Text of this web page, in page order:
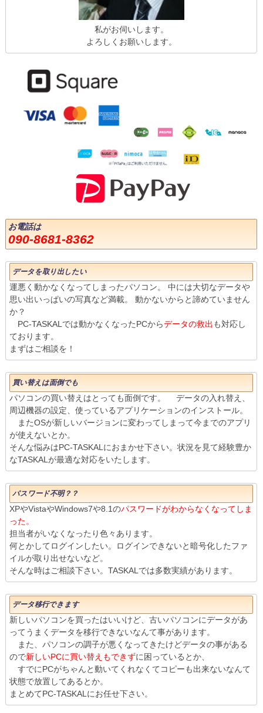
私がお伺いします。
よろしくお願いします。
お電話は
090-8681-8362
データを取り出したい
運悪く動かなくなってしまったパソコン。 中には大切なデータや
思い出いっぱいの写真など満載。 動かないからと諦めていません
か？
PC-TASKALでは動かなくなったPCからデータの救出 も対応し
ております。
まずはご相談を！
買い替えは面倒でも
パソコンの買い替えはとっても面倒です。 データの入れ替え、
周辺機器の設定、使っているアプリケーションのインストール。
またOSが新しいバージョンに変わってしまって今までのアプリ
が使えないとか。
そんな悩みはPC-TASKALにおまかせ下さい。状況を見て経験豊か
なTASKALが最適な対応をいたします。
パスワード不明？？
XPやVistaやWindows7や8.1のパスワードがわからなくなってしま
った。
担当者がいなくなったり色々あります。
何とかしてログインしたい。ログインできないと暗号化したファ
イルが取り出せないなど。
そんな時はご相談下さい。TASKALでは多数実績があります。
データ移行できます
新しいパソコンを買ったはいいけど、古いパソコンにデータがあ
ってうまくデータを移行できないなんて事があります。
また、パソコンの調子が悪くなってきたけどデータの事がある
ので新しいPCに買い替えもできずに困っているとか、
すでにPCがちゃんと動いてくれなくてコピーも出来ないなんて
状態で放置してあるとか。
まとめてPC-TASKALにお任せ下さい。